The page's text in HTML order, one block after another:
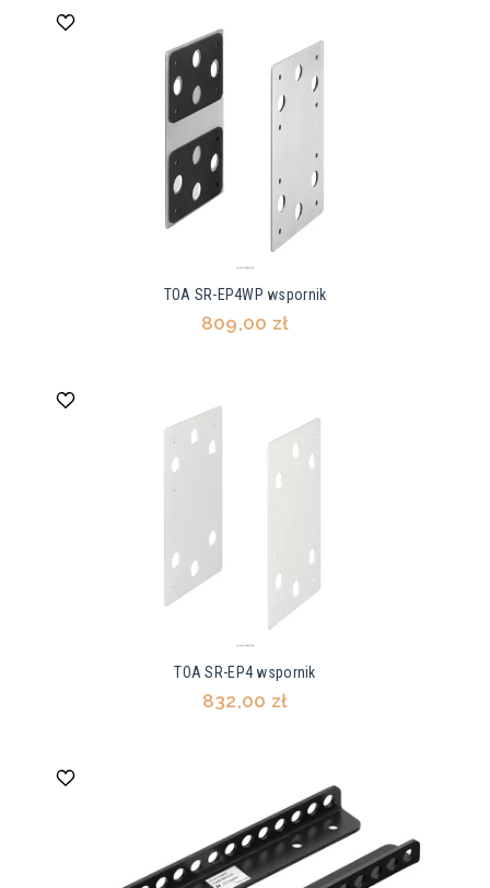
TOA SR-EP4WP wspornik
809,00 zł
TOA SR-EP4 wspornik
832,00 zł